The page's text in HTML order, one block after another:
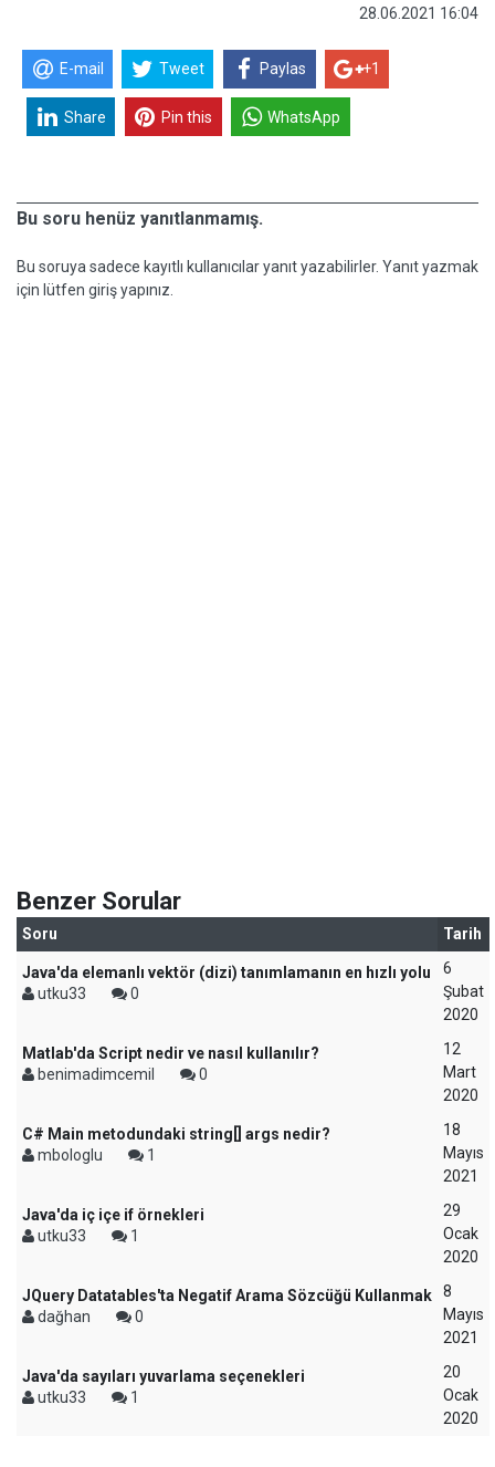
28.06.2021 16:04
E-mail Tweet Paylas +1
Share Pin this WhatsApp
Bu soru henüz yanıtlanmamış.
Bu soruya sadece kayıtlı kullanıcılar yanıt yazabilirler. Yanıt yazmak
için lütfen giriş yapınız.
Benzer Sorular
Soru Tarih
Java'da elemanlı vektör (dizi) tanımlamanın en hızlı yolu
utku33
0
6
Şubat
2020
Matlab'da Script nedir ve nasıl kullanılır?
benimadimcemil
0
12
Mart
2020
C# Main metodundaki string[] args nedir?
mbologlu
1
18
Mayıs
2021
Java'da iç içe if örnekleri
utku33
1
29
Ocak
2020
JQuery Datatables'ta Negatif Arama Sözcüğü Kullanmak
dağhan
0
8
Mayıs
2021
Java'da sayıları yuvarlama seçenekleri
utku33
1
20
Ocak
2020